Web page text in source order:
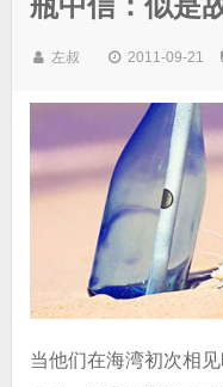
左叔 2011-09-21
当他们在海湾初次相